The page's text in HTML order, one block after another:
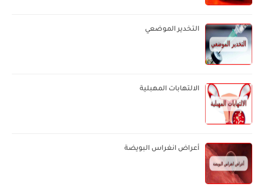
التخدير الموضعي
الالتهابات المهبلية
أعراض انغراس البويضة